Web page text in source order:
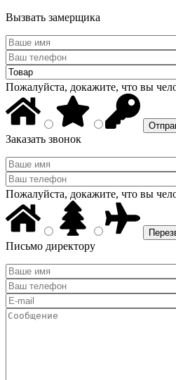
Вызвать замерщика
Пожалуйста, докажите, что вы
Заказать звонок
Пожалуйста, докажите, что вы
Письмо директору